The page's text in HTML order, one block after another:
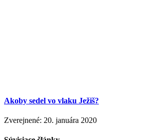
Akoby sedel vo vlaku Ježiš?
Zverejnené: 20. januára 2020